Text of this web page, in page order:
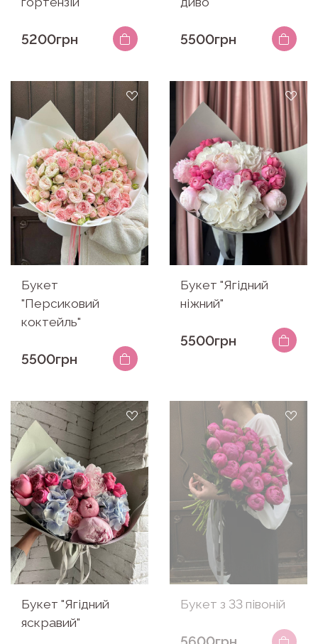
5200грн 5500грн
Букет
"Персиковий
коктейль"
5500грн
Букет "Ягідний
ніжний"
5500грн
Букет "Ягідний
яскравий"
Букет з 33 півоній